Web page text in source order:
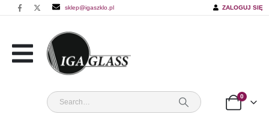
sklep@igaszklo.pl ZALOGUJ SIĘ
0